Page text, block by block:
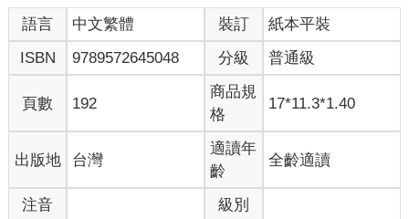
語言 中文繁體 裝訂
紙本平裝
ISBN
9789572645048 分級 普通級
頁數 192
商品規
格
17*11.3*1.40
出版地 台灣
適讀年
齡
全齡適讀
注音 級別